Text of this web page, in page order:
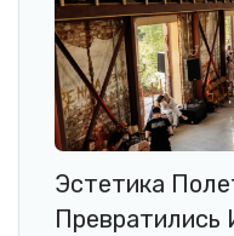
Эстетика
Превратились